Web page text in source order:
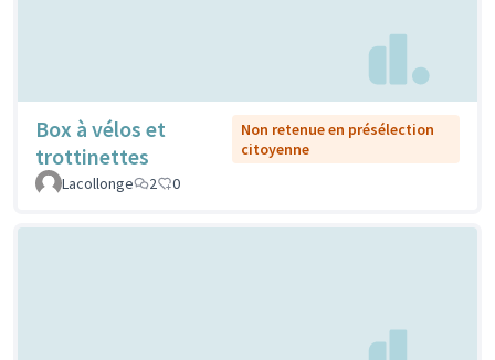
Box à vélos et
trottinettes
Non retenue en présélection
citoyenne
Lacollonge
2 0